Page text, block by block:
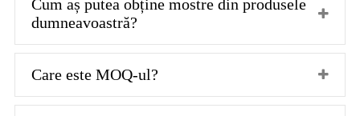
Cum aș putea obține mostre din produsele
dumneavoastră?
Care este MOQ-ul?